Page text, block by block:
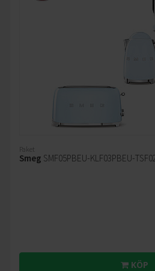
Paket
Smeg SMF05PBEU-KLF03PBEU-
KÖP